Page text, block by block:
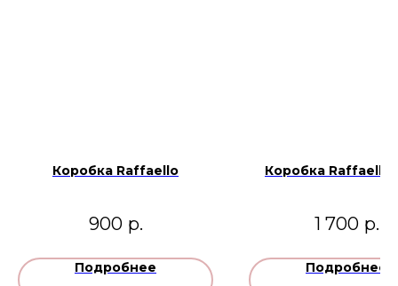
Коробка Raffaello
900 р.
Подробнее
Коробка Raffaello
1 700 р.
Подробнее